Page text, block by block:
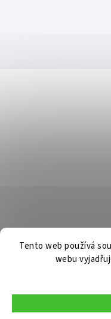
Tento web používá
webu
V pátek 7. 8. 2026 budou
pouze do 9:00. Osobní odběr